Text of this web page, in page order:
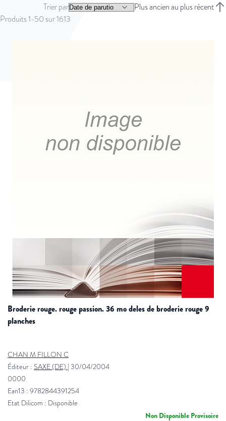
Produits1-50 sur1613
Trier par
Plus ancien au plus récent
broderie rouge. rouge passion. 36 mo deles de broderie rouge 9
planches
CHAN M FILLON C
Éditeur : SAXE (DE) | 30/04/2004
0000
Ean13 : 9782844391254
Etat Dilicom : Disponible
Non Disponible Provisoire